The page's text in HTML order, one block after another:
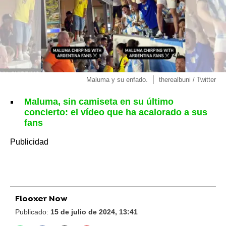
Maluma y su enfado. therealbuni / Twitter
Maluma, sin camiseta en su último
concierto: el vídeo que ha acalorado a sus
fans
Flooxer Now
Publicado: 15 de julio de 2024, 13:41